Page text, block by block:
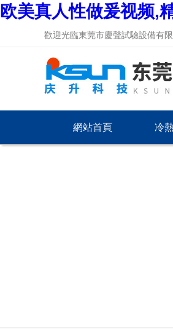
欧美真人性做爰视频,
歡迎光臨東莞市慶聲試驗設備有限
網站首頁 冷